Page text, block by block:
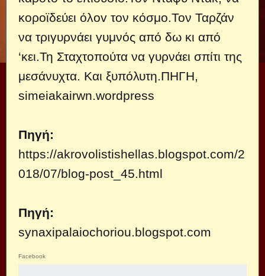
κοροϊδεύει όλοv τον κόσμο.Τον Ταρζάν
να τριγυρνάει γυμνός από δω κι από
‘κει.Τη Σταχτοπούτα να γυρνάει σπίτι της
μεσάνυχτα. Και ξυπόλυτη.ΠΗΓΗ,
simeiakairwn.wordpress
Πηγή:
https://akrovolistishellas.blogspot.com/2
018/07/blog-post_45.html
Πηγή:
synaxipalaiochoriou.blogspot.com
Facebook